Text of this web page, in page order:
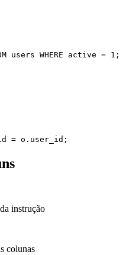
users WHERE active = 1;
= o.user_id;
instrução
colunas